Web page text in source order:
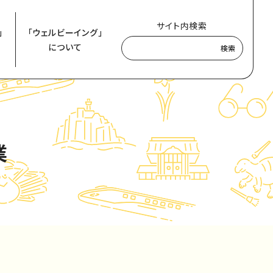
「ウェルビーイング」
について
サイト内検索
検索